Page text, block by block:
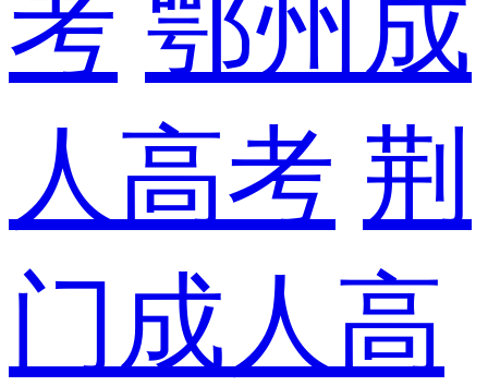
考 鄂州成
人高考 荆
门成人高